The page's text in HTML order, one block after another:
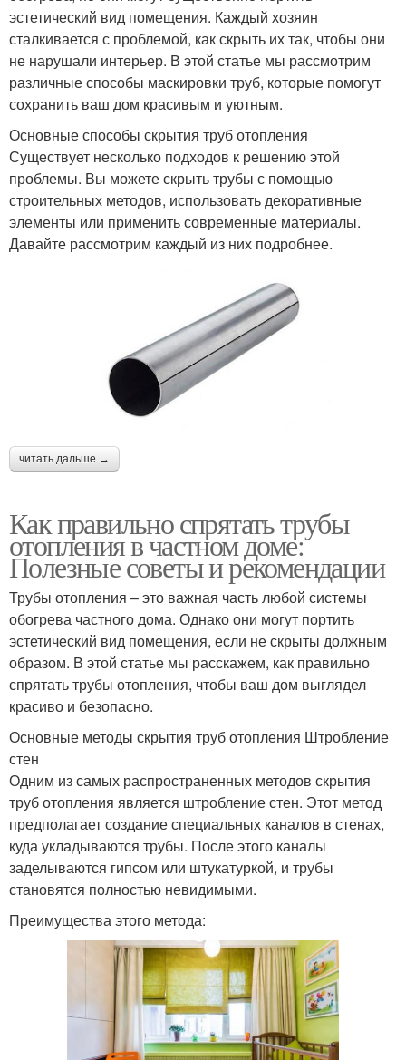
эстетический вид помещения. Каждый хозяин
сталкивается с проблемой, как скрыть их так, чтобы они
не нарушали интерьер. В этой статье мы рассмотрим
различные способы маскировки труб, которые помогут
сохранить ваш дом красивым и уютным.
Основные способы скрытия труб отопления
Существует несколько подходов к решению этой
проблемы. Вы можете скрыть трубы с помощью
строительных методов, использовать декоративные
элементы или применить современные материалы.
Давайте рассмотрим каждый из них подробнее.
читать дальше →
Как правильно спрятать трубы
отопления в частном доме:
Полезные советы и рекомендации
Трубы отопления – это важная часть любой системы
обогрева частного дома. Однако они могут портить
эстетический вид помещения, если не скрыты должным
образом. В этой статье мы расскажем, как правильно
спрятать трубы отопления, чтобы ваш дом выглядел
красиво и безопасно.
Основные методы скрытия труб отопления Штробление
стен
Одним из самых распространенных методов скрытия
труб отопления является штробление стен. Этот метод
предполагает создание специальных каналов в стенах,
куда укладываются трубы. После этого каналы
заделываются гипсом или штукатуркой, и трубы
становятся полностью невидимыми.
Преимущества этого метода: